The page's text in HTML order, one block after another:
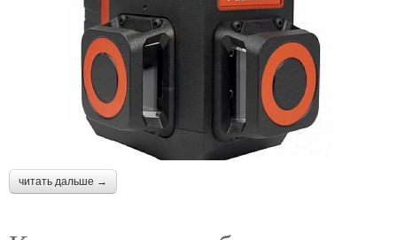
читать дальше →